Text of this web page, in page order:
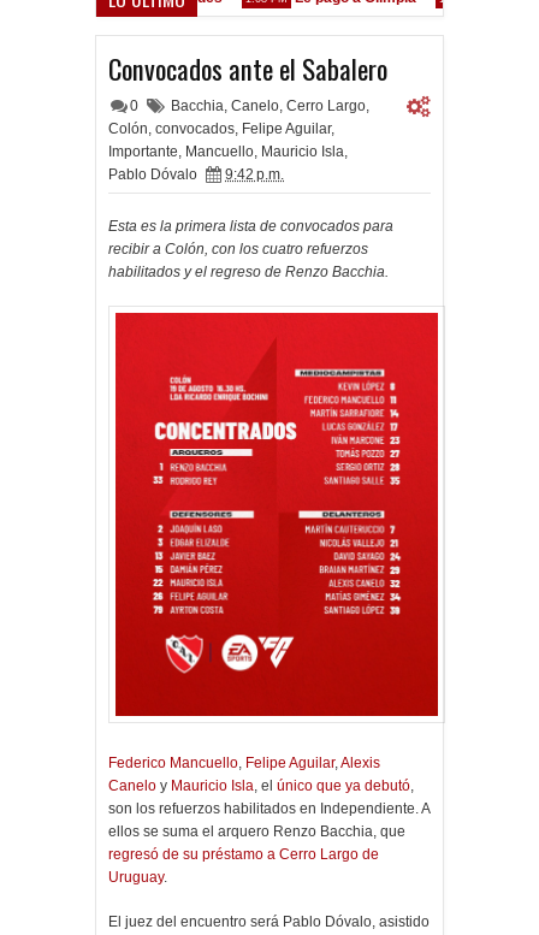
Convocados ante el Sabalero
0 Bacchia, Canelo, Cerro Largo,
Colón, convocados, Felipe Aguilar,
Importante, Mancuello, Mauricio Isla,
Pablo Dóvalo
9:42 p.m.
Esta es la primera lista de convocados para
recibir a Colón, con los cuatro refuerzos
habilitados y el regreso de Renzo Bacchia.
Federico Mancuello, Felipe Aguilar,Alexis
Canelo y Mauricio Isla, el único que ya debutó,
son los refuerzos habilitados en Independiente. A
ellos se suma el arquero Renzo Bacchia, que
regresó de su préstamo a Cerro Largo de
Uruguay.
El juez del encuentro será Pablo Dóvalo, asistido